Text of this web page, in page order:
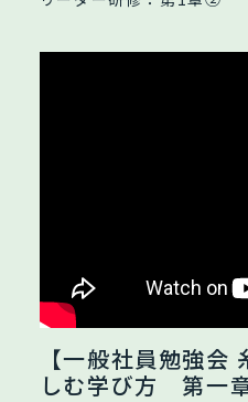
【一般社員勉強会
しむ学び方 第一